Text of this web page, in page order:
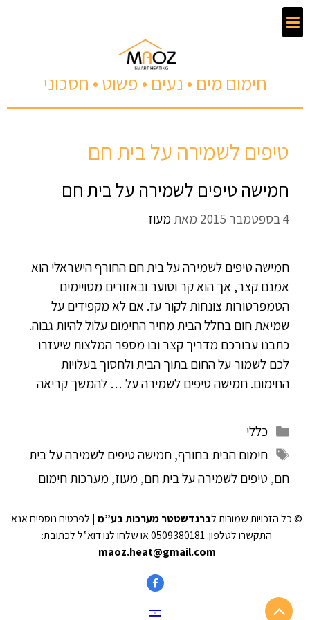
חימום מים • נעים • פשוט • חסכוני
טיפים לשמירה על בית חם
חמישה טיפים לשמירה על בית חם
4 בספטמבר 2015 מאתמעוז
חמישה טיפים לשמירה על בית חם החורף הישראלי הוא
אמנם קצר, אך הוא קר וסוער ובאזורים מסויימים
הטמפרטורות צונחות לקור עז. אם לא מקפידים על
שמיאת חום בחלל הבית מחיר החימום עלול להיות גבוה.
כתבנו עבורכם מדריך קצר ובו מספר המלצות שיעזרו
לכם לשמור על החום בתוך הבית ולחסוך בעלויות
החימום. חמישה טיפים לשמירה על … להמשך קריאה
כללי
חימום הבית בחורף,חמישה טיפים לשמירה על בית
חם,טיפים לשמירה על בית חם,מעוז,מערכות חימום
© כל הזכויות שמורות לברנדשטטר מערכות בע”מ | לפרטים נוספים אנא
התקשרו לטלפון: 0509380181 או שלחו לנו דוא”ל לכתובת:
maoz.heat@gmail.com